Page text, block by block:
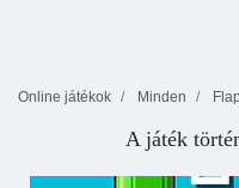
Online játékok Minden
A játék